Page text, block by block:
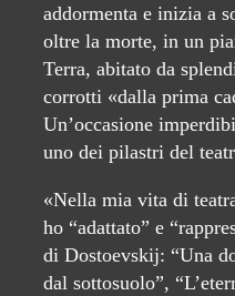
addormenta e inizia a
oltre la morte, in un
Terra, abitato da
corrotti «dalla prima
Un’occasione
uno dei pilastri del
«Nella mia vita di
ho “adattato” e
di Dostoevskij: “Una
dal sottosuolo”,